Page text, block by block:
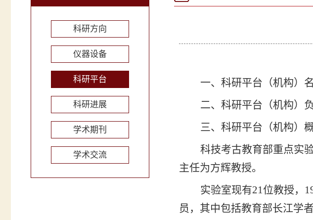
科研方向
仪器设备
科研平台
科研进展
学术期刊
学术交流
一、科研平台（机构）
二、科研平台（机构）
三、科研平台（机构）概
科技考古教育部重点实
主任为方辉教授。
实验室现有21位教授，
员，其中包括教育部长江学